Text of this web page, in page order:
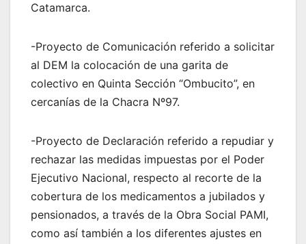
Catamarca.
-Proyecto de Comunicación referido a solicitar
al DEM la colocación de una garita de
colectivo en Quinta Sección “Ombucito”, en
cercanías de la Chacra Nº97.
-Proyecto de Declaración referido a repudiar y
rechazar las medidas impuestas por el Poder
Ejecutivo Nacional, respecto al recorte de la
cobertura de los medicamentos a jubilados y
pensionados, a través de la Obra Social PAMI,
como así también a los diferentes ajustes en